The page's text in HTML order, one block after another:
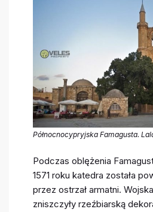
Północnocypryjska Famagusta.
Podczas oblężenia
1571 roku katedra została
przez ostrzał armatni.
zniszczyły rzeźbiarską